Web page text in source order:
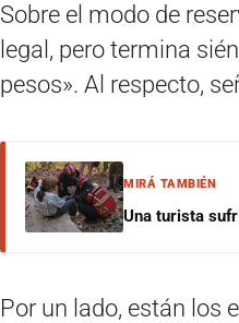
Sobre el modo de
legal, pero termina
pesos». Al respecto,
MIRÁ TAMBIÉN
Una turista
Por un lado, están los